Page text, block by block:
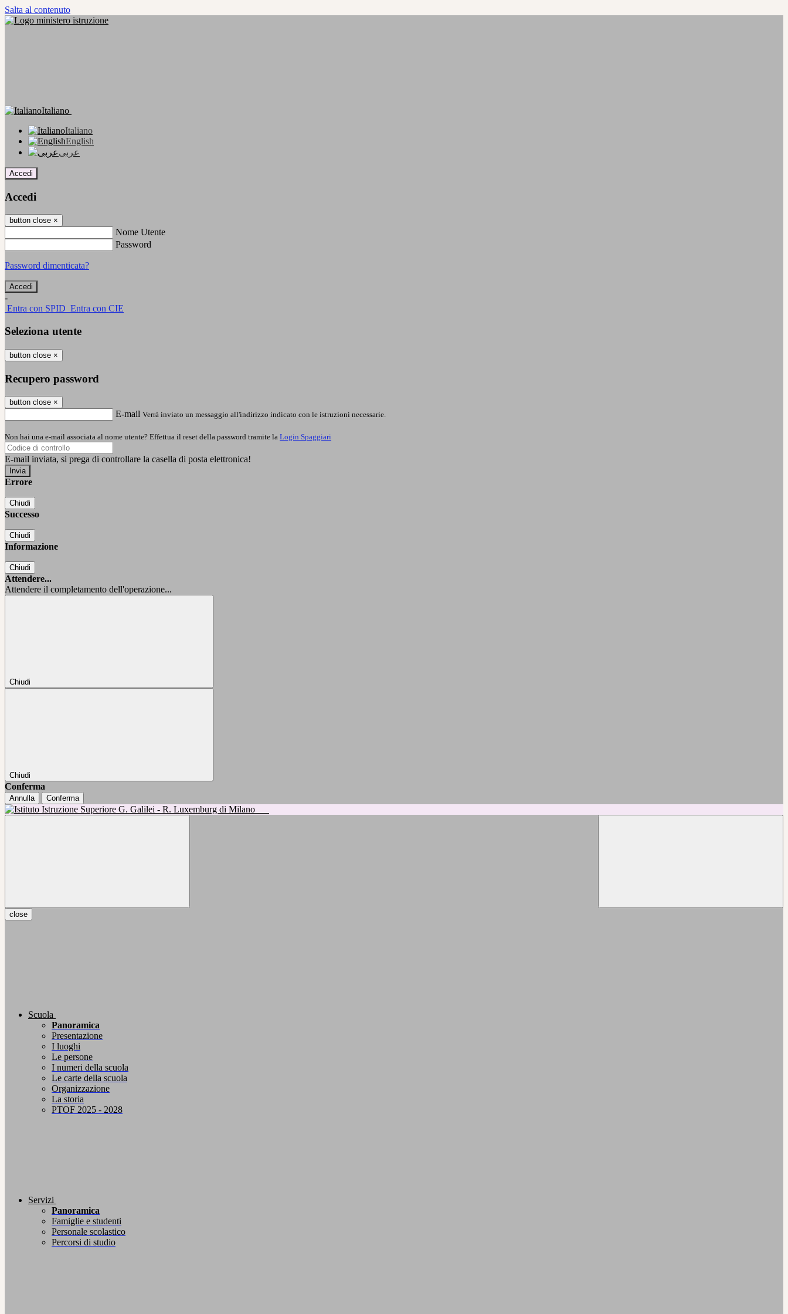
Salta al contenuto
Italiano
Italiano
English
عربى
Accedi
Accedi
button close ×
Nome Utente
Password
Password dimenticata?
-
Entra con SPID Entra con CIE
Seleziona utente
button close ×
Recupero password
button close ×
E-mail Verrà inviato un messaggio all'indirizzo indicato con le istruzioni necessarie.
Non hai una e-mail associata al nome utente? Effettua il reset della password tramite la Login Spaggiari
E-mail inviata, si prega di controllare la casella di posta elettronica!
Errore
Chiudi
Successo
Chiudi
Informazione
Chiudi
Attendere...
Attendere il completamento dell'operazione...
Chiudi
Chiudi
Conferma
Annulla Conferma
close
Scuola
Panoramica
Presentazione
I luoghi
Le persone
I numeri della scuola
Le carte della scuola
Organizzazione
La storia
PTOF 2025 - 2028
Servizi
Panoramica
Famiglie e studenti
Personale scolastico
Percorsi di studio